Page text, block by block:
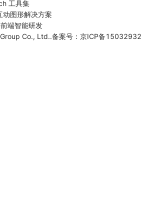
工具集
动图形解决方案
前端智能研发
Co., Ltd..备案号：京ICP备15032932